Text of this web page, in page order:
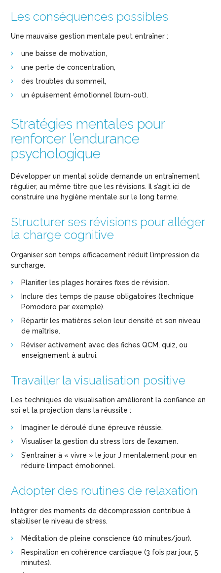
Les conséquences possibles
Une mauvaise gestion mentale peut entraîner :
une baisse de motivation,
une perte de concentration,
des troubles du sommeil,
un épuisement émotionnel (burn-out).
Stratégies mentales pour
renforcer l’endurance
psychologique
Développer un mental solide demande un entraînement
régulier, au même titre que les révisions. Il s’agit ici de
construire une hygiène mentale sur le long terme.
Structurer ses révisions pour alléger
la charge cognitive
Organiser son temps efficacement réduit l’impression de
surcharge.
Planifier les plages horaires fixes de révision.
Inclure des temps de pause obligatoires (technique
Pomodoro par exemple).
Répartir les matières selon leur densité et son niveau
de maîtrise.
Réviser activement avec des fiches QCM, quiz, ou
enseignement à autrui.
Travailler la visualisation positive
Les techniques de visualisation améliorent la confiance en
soi et la projection dans la réussite :
Imaginer le déroulé d’une épreuve réussie.
Visualiser la gestion du stress lors de l’examen.
S’entraîner à « vivre » le jour J mentalement pour en
réduire l’impact émotionnel.
Adopter des routines de relaxation
Intégrer des moments de décompression contribue à
stabiliser le niveau de stress.
Méditation de pleine conscience (10 minutes/jour).
Respiration en cohérence cardiaque (3 fois par jour, 5
minutes).